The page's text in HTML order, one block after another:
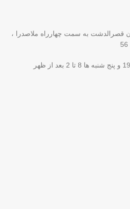
قصرالدشت به سمت چهارراه ملاصدرا ،